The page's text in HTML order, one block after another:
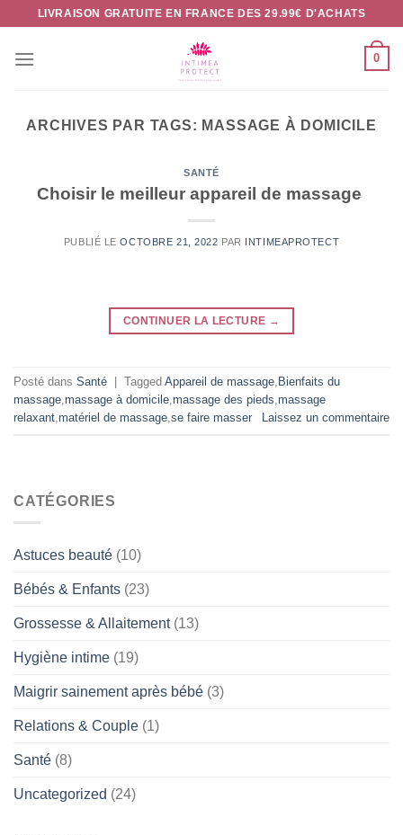
Passer
contenu
LIVRAISON GRATUITE EN FRANCE DES 29.99€ D'ACHATS
0
ARCHIVES PAR TAGS: MASSAGE À DOMICILE
SANTÉ
Choisir le meilleur appareil de massage
PUBLIÉ LEOCTOBRE 21, 2022 PAR INTIMEAPROTECT
CONTINUER LA LECTURE →
Posté dans Santé Tagged Appareil de massage Bienfaits du
massage massage à domicile massage des pieds massage
relaxant matériel de massage se faire masser Laissez un commentaire
CATÉGORIES
Astuces beauté (10)
Bébés & Enfants (23)
Grossesse & Allaitement(13)
Hygiène intime (19)
Maigrir sainement après bébé (3)
Relations & Couple (1)
Santé (8)
Uncategorized (24)